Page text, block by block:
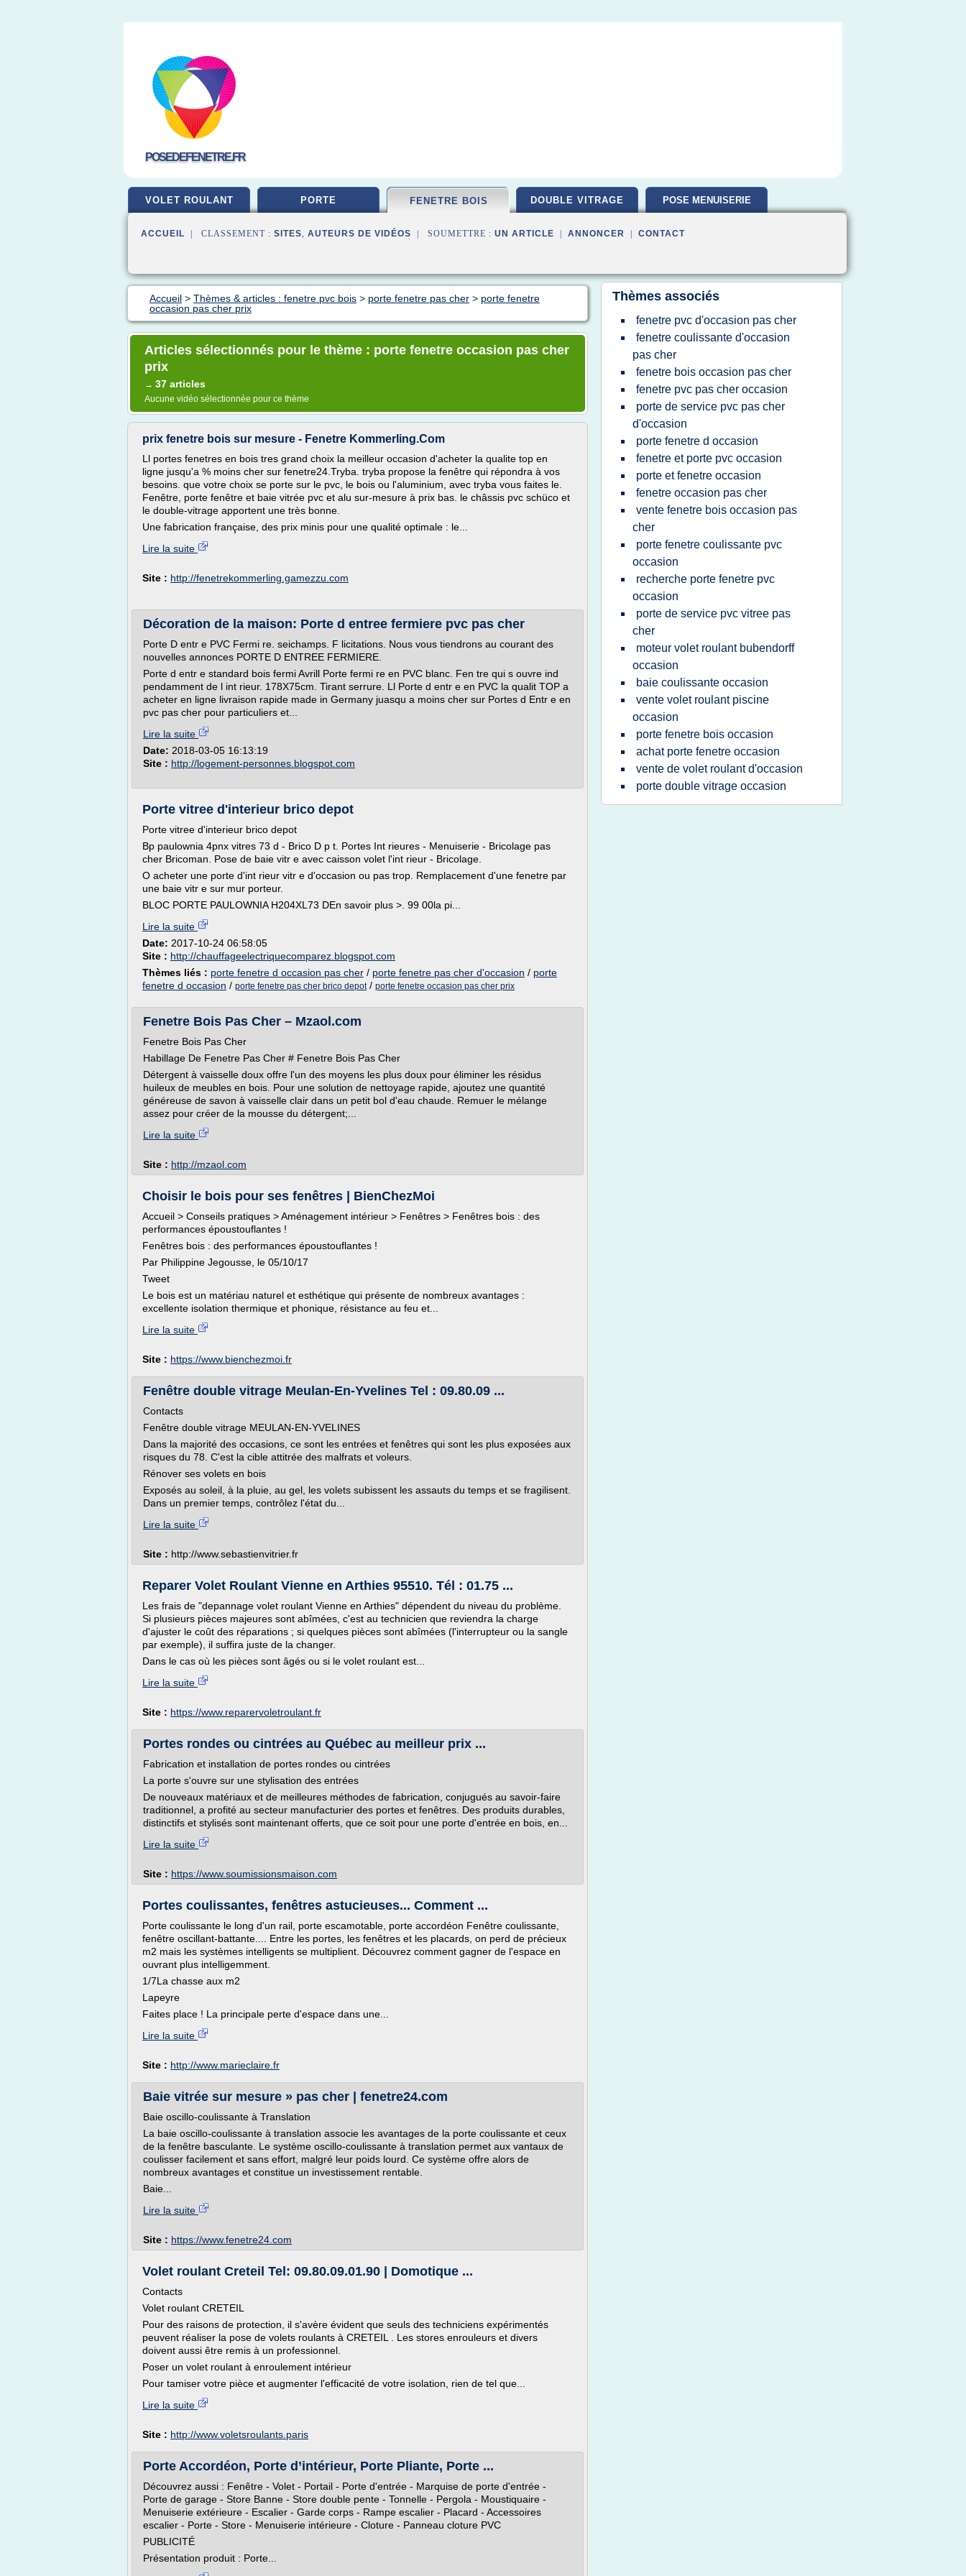
POSEDEFENETRE.FR
VOLET ROULANT PORTE FENETRE BOIS DOUBLE VITRAGE POSE MENUISERIE
ACCUEIL | CLASSEMENT : SITES, AUTEURS DE VIDÉOS | SOUMETTRE : UN ARTICLE ANNONCER CONTACT
Accueil > Thèmes & articles : fenetre pvc bois > porte fenetre pas cher > porte fenetre
occasion pas cher prix
Articles sélectionnés pour le thème : porte fenetre occasion pas cher
prix
→ 37 articles
Aucune vidéo sélectionnée pour ce thème
prix fenetre bois sur mesure - Fenetre Kommerling.Com
Ll portes fenetres en bois tres grand choix la meilleur occasion d'acheter la qualite top en
ligne jusqu'a % moins cher sur fenetre24.Tryba. tryba propose la fenêtre qui répondra à vos
besoins. que votre choix se porte sur le pvc, le bois ou l'aluminium, avec tryba vous faites le.
Fenêtre, porte fenêtre et baie vitrée pvc et alu sur-mesure à prix bas. le châssis pvc schüco et
le double-vitrage apportent une très bonne.
Une fabrication française, des prix minis pour une qualité optimale : le...
Lire la suite
Site : http://fenetrekommerling.gamezzu.com
Décoration de la maison: Porte d entree fermiere pvc pas cher
Porte D entr e PVC Fermi re. seichamps. F licitations. Nous vous tiendrons au courant des
nouvelles annonces PORTE D ENTREE FERMIERE.
Porte d entr e standard bois fermi Avrill Porte fermi re en PVC blanc. Fen tre qui s ouvre ind
pendamment de l int rieur. 178X75cm. Tirant serrure. Ll Porte d entr e en PVC la qualit TOP a
acheter en ligne livraison rapide made in Germany juasqu a moins cher sur Portes d Entr e en
pvc pas cher pour particuliers et...
Lire la suite
Date: 2018-03-05 16:13:19
Site : http://logement-personnes.blogspot.com
Porte vitree d'interieur brico depot
Porte vitree d'interieur brico depot
Bp paulownia 4pnx vitres 73 d - Brico D p t. Portes Int rieures - Menuiserie - Bricolage pas
cher Bricoman. Pose de baie vitr e avec caisson volet l'int rieur - Bricolage.
O acheter une porte d'int rieur vitr e d'occasion ou pas trop. Remplacement d'une fenetre par
une baie vitr e sur mur porteur.
BLOC PORTE PAULOWNIA H204XL73 DEn savoir plus >. 99 00la pi...
Lire la suite
Date: 2017-10-24 06:58:05
Site : http://chauffageelectriquecomparez.blogspot.com
Thèmes liés : porte fenetre d occasion pas cher / porte fenetre pas cher d'occasion / porte
fenetre d occasion / porte fenetre pas cher brico depot/ porte fenetre occasion pas cher prix
Fenetre Bois Pas Cher – Mzaol.com
Fenetre Bois Pas Cher
Habillage De Fenetre Pas Cher # Fenetre Bois Pas Cher
Détergent à vaisselle doux offre l'un des moyens les plus doux pour éliminer les résidus
huileux de meubles en bois. Pour une solution de nettoyage rapide, ajoutez une quantité
généreuse de savon à vaisselle clair dans un petit bol d'eau chaude. Remuer le mélange
assez pour créer de la mousse du détergent;...
Lire la suite
Site : http://mzaol.com
Choisir le bois pour ses fenêtres | BienChezMoi
Accueil > Conseils pratiques > Aménagement intérieur > Fenêtres > Fenêtres bois : des
performances époustouflantes !
Fenêtres bois : des performances époustouflantes !
Par Philippine Jegousse, le 05/10/17
Tweet
Le bois est un matériau naturel et esthétique qui présente de nombreux avantages :
excellente isolation thermique et phonique, résistance au feu et...
Lire la suite
Site : https://www.bienchezmoi.fr
Fenêtre double vitrage Meulan-En-Yvelines Tel : 09.80.09 ...
Contacts
Fenêtre double vitrage MEULAN-EN-YVELINES
Dans la majorité des occasions, ce sont les entrées et fenêtres qui sont les plus exposées aux
risques du 78. C'est la cible attitrée des malfrats et voleurs.
Rénover ses volets en bois
Exposés au soleil, à la pluie, au gel, les volets subissent les assauts du temps et se fragilisent.
Dans un premier temps, contrôlez l'état du...
Lire la suite
Site : http://www.sebastienvitrier.fr
Reparer Volet Roulant Vienne en Arthies 95510. Tél : 01.75 ...
Les frais de "depannage volet roulant Vienne en Arthies" dépendent du niveau du problème.
Si plusieurs pièces majeures sont abîmées, c'est au technicien que reviendra la charge
d'ajuster le coût des réparations ; si quelques pièces sont abîmées (l'interrupteur ou la sangle
par exemple), il suffira juste de la changer.
Dans le cas où les pièces sont âgés ou si le volet roulant est...
Lire la suite
Site : https://www.reparervoletroulant.fr
Portes rondes ou cintrées au Québec au meilleur prix ...
Fabrication et installation de portes rondes ou cintrées
La porte s'ouvre sur une stylisation des entrées
De nouveaux matériaux et de meilleures méthodes de fabrication, conjugués au savoir-faire
traditionnel, a profité au secteur manufacturier des portes et fenêtres. Des produits durables,
distinctifs et stylisés sont maintenant offerts, que ce soit pour une porte d'entrée en bois, en...
Lire la suite
Site : https://www.soumissionsmaison.com
Portes coulissantes, fenêtres astucieuses... Comment ...
Porte coulissante le long d'un rail, porte escamotable, porte accordéon Fenêtre coulissante,
fenêtre oscillant-battante.... Entre les portes, les fenêtres et les placards, on perd de précieux
m2 mais les systèmes intelligents se multiplient. Découvrez comment gagner de l'espace en
ouvrant plus intelligemment.
1/7La chasse aux m2
Lapeyre
Faites place ! La principale perte d'espace dans une...
Lire la suite
Site : http://www.marieclaire.fr
Baie vitrée sur mesure » pas cher | fenetre24.com
Baie oscillo-coulissante à Translation
La baie oscillo-coulissante à translation associe les avantages de la porte coulissante et ceux
de la fenêtre basculante. Le système oscillo-coulissante à translation permet aux vantaux de
coulisser facilement et sans effort, malgré leur poids lourd. Ce système offre alors de
nombreux avantages et constitue un investissement rentable.
Baie...
Lire la suite
Site : https://www.fenetre24.com
Volet roulant Creteil Tel: 09.80.09.01.90 | Domotique ...
Contacts
Volet roulant CRETEIL
Pour des raisons de protection, il s'avère évident que seuls des techniciens expérimentés
peuvent réaliser la pose de volets roulants à CRETEIL . Les stores enrouleurs et divers
doivent aussi être remis à un professionnel.
Poser un volet roulant à enroulement intérieur
Pour tamiser votre pièce et augmenter l'efficacité de votre isolation, rien de tel que...
Lire la suite
Site : http://www.voletsroulants.paris
Porte Accordéon, Porte d’intérieur, Porte Pliante, Porte ...
Découvrez aussi : Fenêtre - Volet - Portail - Porte d'entrée - Marquise de porte d'entrée -
Porte de garage - Store Banne - Store double pente - Tonnelle - Pergola - Moustiquaire -
Menuiserie extérieure - Escalier - Garde corps - Rampe escalier - Placard - Accessoires
escalier - Porte - Store - Menuiserie intérieure - Cloture - Panneau cloture PVC
PUBLICITÉ
Présentation produit : Porte...
Thèmes associés
fenetre pvc d'occasion pas cher
fenetre coulissante d'occasion
pas cher
fenetre bois occasion pas cher
fenetre pvc pas cher occasion
porte de service pvc pas cher
d'occasion
porte fenetre d occasion
fenetre et porte pvc occasion
porte et fenetre occasion
fenetre occasion pas cher
vente fenetre bois occasion pas
cher
porte fenetre coulissante pvc
occasion
recherche porte fenetre pvc
occasion
porte de service pvc vitree pas
cher
moteur volet roulant bubendorff
occasion
baie coulissante occasion
vente volet roulant piscine
occasion
porte fenetre bois occasion
achat porte fenetre occasion
vente de volet roulant d'occasion
porte double vitrage occasion